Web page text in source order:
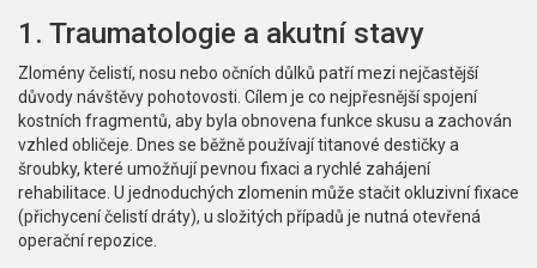
1. Traumatologie a akutní stavy
Zlomény čelistí, nosu nebo očních důlků patří mezi nejčastější
důvody návštěvy pohotovosti. Cílem je co nejpřesnější spojení
kostních fragmentů, aby byla obnovena funkce skusu a zachován
vzhled obličeje. Dnes se běžně používají titanové destičky a
šroubky, které umožňují pevnou fixaci a rychlé zahájení
rehabilitace. U jednoduchých zlomenin může stačit okluzivní fixace
(přichycení čelistí dráty), u složitých případů je nutná otevřená
operační repozice.